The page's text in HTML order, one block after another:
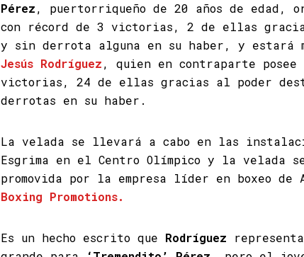
Pérez, puertorriqueño de 20 años de edad,
con récord de 3 victorias, 2 de ellas
y sin derrota alguna en su haber, y estará
Jesús Rodríguez, quien en contraparte posee
victorias, 24 de ellas gracias al poder
derrotas en su haber.
La velada se llevará a cabo en las
Esgrima en el Centro Olímpico y la velada
promovida por la empresa líder en boxeo de
Boxing Promotions.
Es un hecho escrito que Rodríguez